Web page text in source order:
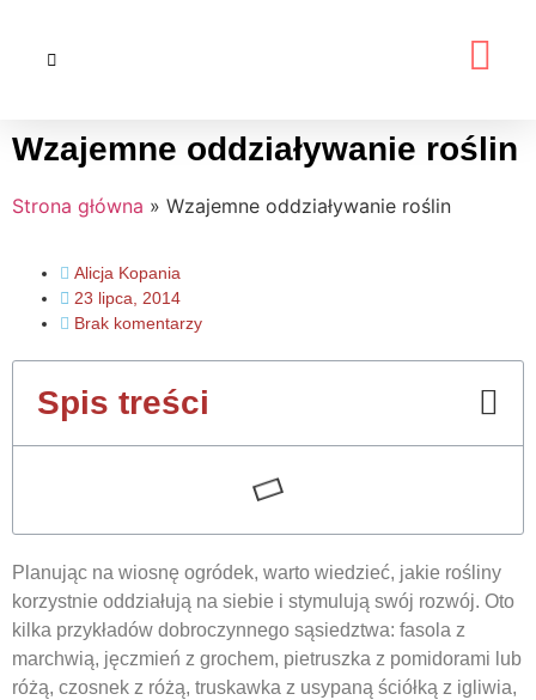
Wzajemne oddziaływanie roślin
Strona główna » Wzajemne oddziaływanie roślin
Alicja Kopania
23 lipca, 2014
Brak komentarzy
Spis treści
Planując na wiosnę ogródek, warto wiedzieć, jakie rośliny
korzystnie oddziałują na siebie i stymulują swój rozwój. Oto
kilka przykładów dobroczynnego sąsiedztwa: fasola z
marchwią, jęczmień z grochem, pietruszka z pomidorami lub
różą, czosnek z różą, truskawka z usypaną ściółką z igliwia,